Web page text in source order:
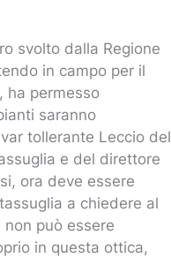
svolto dalla Regione
in campo per il
ha permesso
saranno
tollerante Leccio del
e del direttore
ora deve essere
a chiedere al
può essere
in questa ottica,